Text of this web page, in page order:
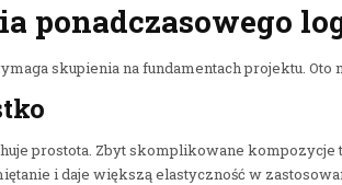
ponadczasowego
skupienia na fundamentach projektu. Oto
prostota. Zbyt skomplikowane kompozycje
i daje większą elastyczność w